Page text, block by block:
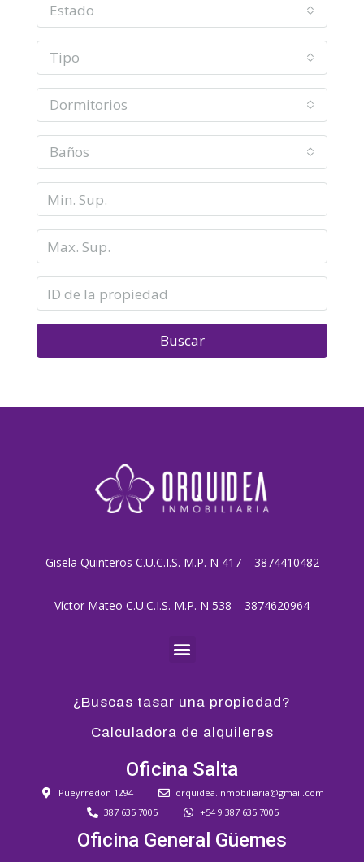
Estado
Tipo
Dormitorios
Baños
Buscar
Gisela Quinteros C.U.C.I.S. M.P. N 417 – 3874410482
Víctor Mateo C.U.C.I.S. M.P. N 538 – 3874620964
¿Buscas tasar una propiedad?
Calculadora de alquileres
Oficina Salta
Pueyrredon 1294
orquidea.inmobiliaria@gmail.com
387 635 7005
+54 9 387 635 7005
Oficina General Güemes